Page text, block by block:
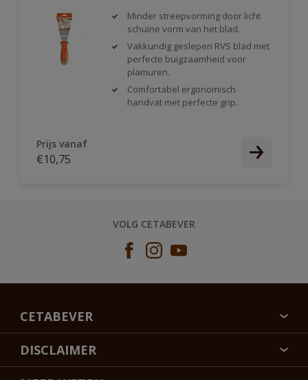
Minder streepvorming door licht
schuine vorm van het blad.
Vakkundig geslepen RVS blad met
perfecte buigzaamheid voor
plamuren.
Comfortabel ergonomisch
handvat met perfecte grip.
Prijs vanaf
€10,75
VOLG CETABEVER
CETABEVER
OVER CETABEVER
CONTACT
DISCLAIMER
KLEURECHTHEID